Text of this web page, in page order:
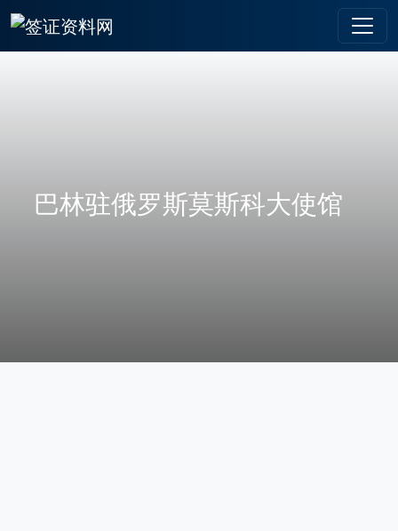
巴林驻俄罗斯莫斯科大使馆